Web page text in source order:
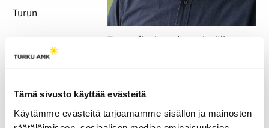
Tämä sivusto käyttää evästeitä
Käytämme evästeitä tarjoamamme sisällön ja mainosten
Turun yliopiston kansainvälisen
Turun
ammattikorkeakoulussa jokaisella koulutuksella on oma
kansainvälisten asioiden koordinaattori. Tutor-opettajat
puolestaan neuvovat vaihdossa suoritettaviin opintoihin